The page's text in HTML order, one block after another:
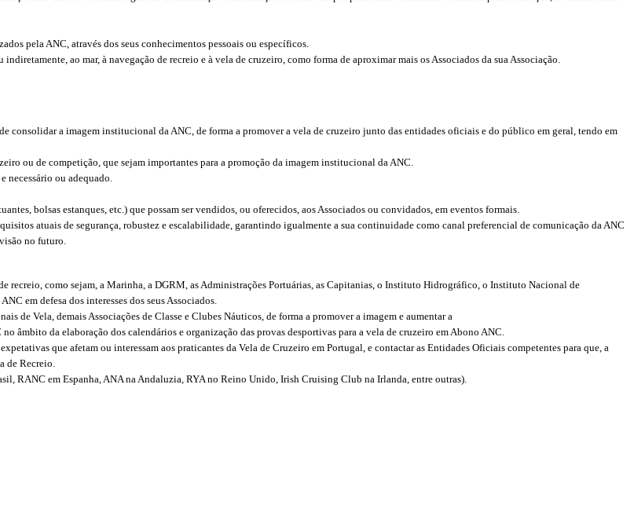
pela ANC, através dos seus conhecimentos pessoais ou específicos.
ao mar, à navegação de recreio e à vela de cruzeiro, como forma de aproximar mais os Associados da sua Associação.
consolidar a imagem institucional da ANC, de forma a promover a vela de cruzeiro junto das entidades oficiais e do público em geral, tendo em
ou de competição, que sejam importantes para a promoção da imagem institucional da ANC.
necessário ou adequado.
bolsas estanques, etc.) que possam ser vendidos, ou oferecidos, aos Associados ou convidados, em eventos formais.
atuais de segurança, robustez e escalabilidade, garantindo igualmente a sua continuidade como canal preferencial de comunicação da ANC
no futuro.
recreio, como sejam, a Marinha, a DGRM, as Administrações Portuárias, as Capitanias, o Instituto Hidrográfico, o Instituto Nacional de
em defesa dos interesses dos seus Associados.
de Vela, demais Associações de Classe e Clubes Náuticos, de forma a promover a imagem e aumentar a
âmbito da elaboração dos calendários e organização das provas desportivas para a vela de cruzeiro em Abono ANC.
que afetam ou interessam aos praticantes da Vela de Cruzeiro em Portugal, e contactar as Entidades Oficiais competentes para que, a
de Recreio.
RANC em Espanha, ANA na Andaluzia, RYA no Reino Unido, Irish Cruising Club na Irlanda, entre outras).